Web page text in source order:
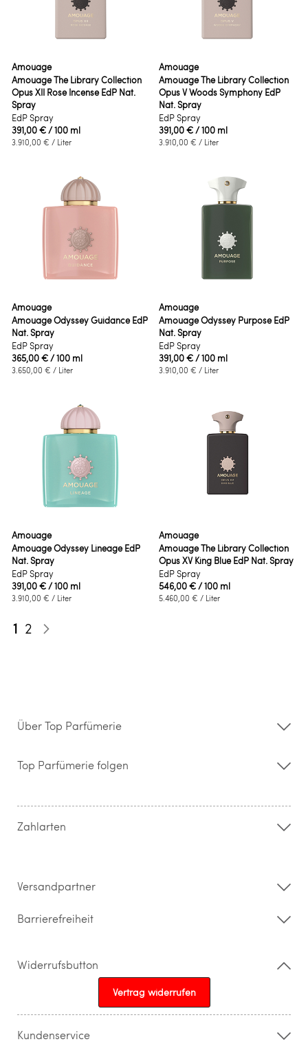
Amouage
Amouage The Library Collection
Opus XII Rose Incense EdP Nat.
Spray
EdP Spray
391,00 €/ 100 ml
3.910,00 € / Liter
Amouage
Amouage The Library Collection
Opus V Woods Symphony EdP
Nat. Spray
EdP Spray
391,00 €/ 100 ml
3.910,00 € / Liter
Amouage
Amouage Odyssey Guidance EdP
Nat. Spray
EdP Spray
365,00 €/ 100 ml
3.650,00 € / Liter
Amouage
Amouage Odyssey Purpose EdP
Nat. Spray
EdP Spray
391,00 €/ 100 ml
3.910,00 € / Liter
Amouage
Amouage Odyssey Lineage EdP
Nat. Spray
EdP Spray
391,00 €/ 100 ml
3.910,00 € / Liter
Amouage
Amouage The Library Collection
Opus XV King Blue EdP Nat. Spray
EdP Spray
546,00 €/ 100 ml
5.460,00 € / Liter
Seite
Sie lesen gerade die Seite
1 Seite
2
Über Top Parfümerie
Storefinder
Kontakt
Widerrufsrecht & Rückgabebedingungen
Top Parfümerie folgen
Zahlarten
Versandpartner
Barrierefreiheit
Widerrufsbutton
Vertrag widerrufen
Kundenservice